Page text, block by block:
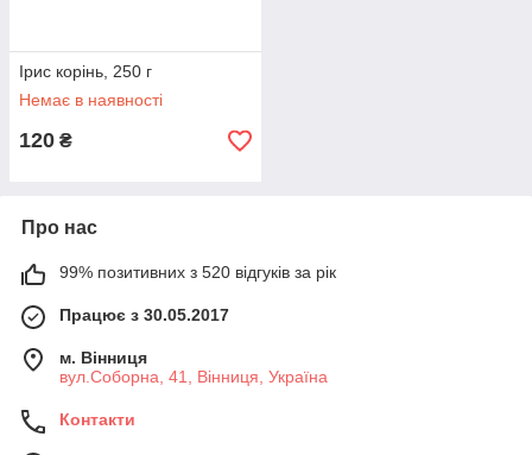
Ірис корінь, 250 г
Немає в наявності
120 ₴
Про нас
99% позитивних з 520 відгуків за рік
Працює з 30.05.2017
м. Вінниця
вул.Соборна, 41, Вінниця, Україна
Контакти